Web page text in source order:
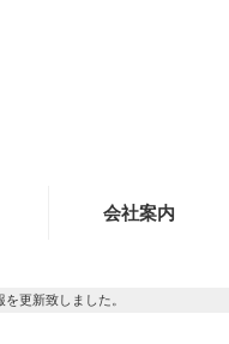
会社案内
更新致しました。